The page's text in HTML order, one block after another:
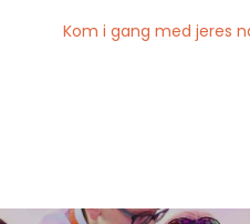
Kom i gang med jeres